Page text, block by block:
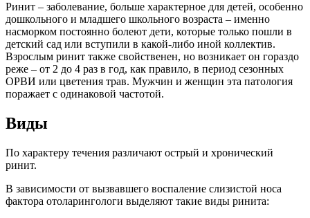
Ринит – заболевание, больше характерное для детей, особенно
дошкольного и младшего школьного возраста – именно
насморком постоянно болеют дети, которые только пошли в
детский сад или вступили в какой-либо иной коллектив.
Взрослым ринит также свойственен, но возникает он гораздо
реже – от 2 до 4 раз в год, как правило, в период сезонных
ОРВИ или цветения трав. Мужчин и женщин эта патология
поражает с одинаковой частотой.
Виды
По характеру течения различают острый и хронический
ринит.
В зависимости от вызвавшего воспаление слизистой носа
фактора отоларингологи выделяют такие виды ринита: